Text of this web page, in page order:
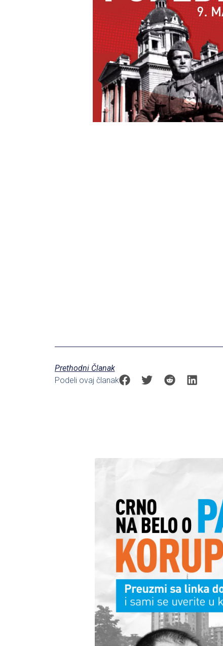
Prethodni Članak
Podeli ovaj članak